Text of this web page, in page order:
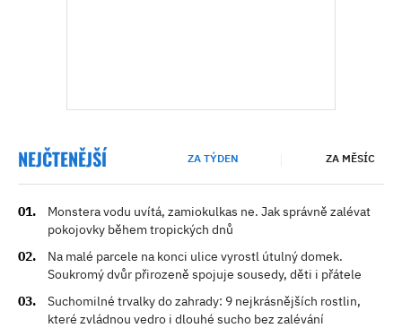
NEJČTENĚJŠÍ ZA TÝDEN ZA MĚSÍC
Monstera vodu uvítá, zamiokulkas ne. Jak správně zalévat
pokojovky během tropických dnů
Na malé parcele na konci ulice vyrostl útulný domek.
Soukromý dvůr přirozeně spojuje sousedy, děti i přátele
Suchomilné trvalky do zahrady: 9 nejkrásnějších rostlin,
které zvládnou vedro i dlouhé sucho bez zalévání